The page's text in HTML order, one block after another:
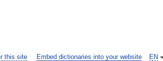
EN
this site Embed dictionaries into your website